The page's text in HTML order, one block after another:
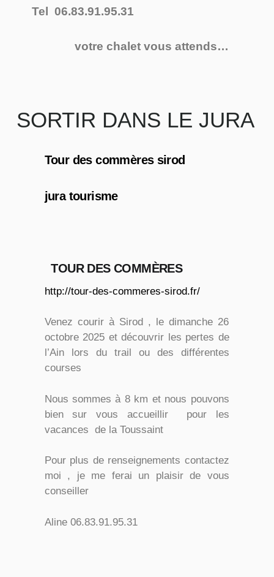
Tel 06.83.91.95.31
votre chalet vous attends…
SORTIR DANS LE JURA
Tour des commères sirod
jura tourisme
TOUR DES COMMÈRES
http://tour-des-commeres-sirod.fr/
Venez courir à Sirod , le dimanche 26
octobre 2025 et découvrir les pertes de
l’Ain lors du trail ou des différentes
courses
Nous sommes à 8 km et nous pouvons
bien sur vous accueillir pour les
vacances de la Toussaint
Pour plus de renseignements contactez
moi , je me ferai un plaisir de vous
conseiller
Aline 06.83.91.95.31